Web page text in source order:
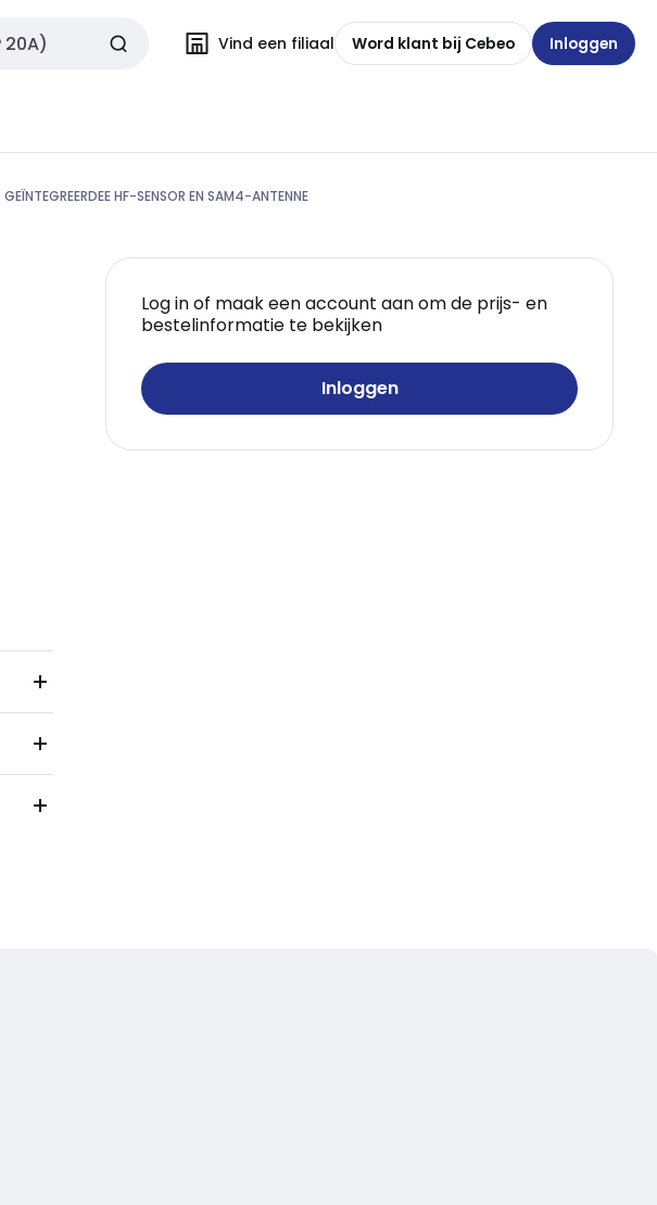
Vind een filiaal Word klant bij Cebeo Inloggen
HF-SENSOR EN SAM4-ANTENNE
Log in of maak een account aan om de prijs- en
bestelinformatie te bekijken
Inloggen